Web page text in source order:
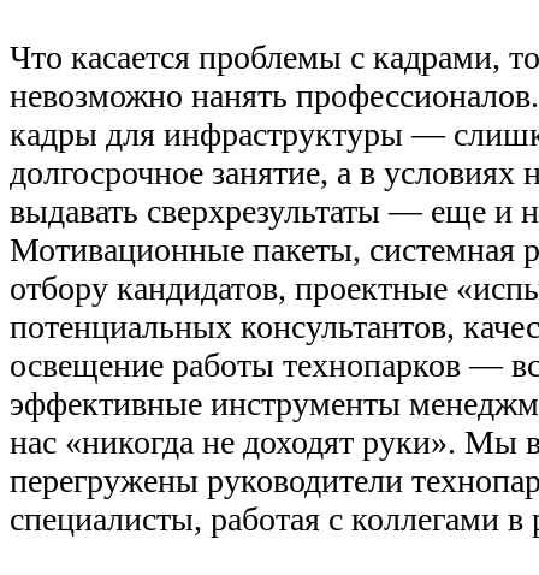
Что касается проблемы с кадрами,
невозможно нанять
кадры для инфраструктуры —
долгосрочное занятие, а в условиях
выдавать сверхрезультаты — еще и
Мотивационные пакеты, системная
отбору кандидатов, проектные
потенциальных консультантов,
освещение работы технопарков —
эффективные инструменты
нас «никогда не доходят руки». Мы
перегружены руководители
специалисты, работая с коллегами в